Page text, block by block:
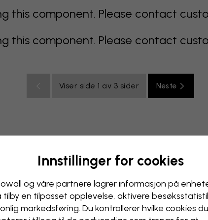
this component. Please contact
this component. Please contact
Viser side 1 av 3 sider Neste
oransje rosa lilla rød turkis hvit
Innstillinger for cookies
og våre partnere lagrer informasjon på
tilby en tilpasset opplevelse, aktivere
markedsføring. Du kontrollerer hvilke cookies du